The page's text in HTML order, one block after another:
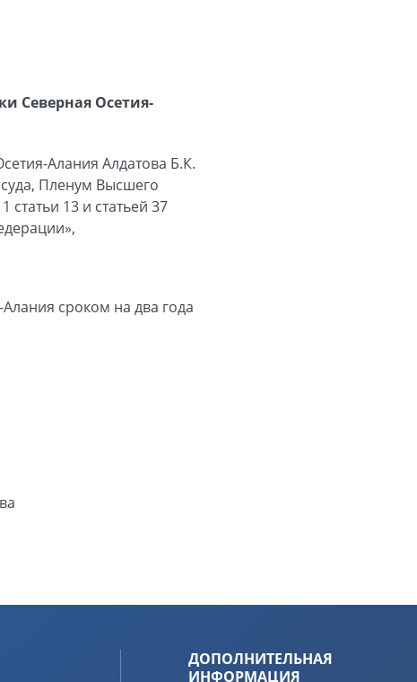
Северная Осетия-
Алания Алдатова Б.К.
Пленум Высшего
13 и статьей 37
сроком на два года
ДОПОЛНИТЕЛЬНАЯ
ИНФОРМАЦИЯ